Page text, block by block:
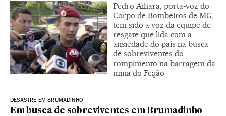
Pedro Aihara, porta-voz do
Corpo de Bombeiros de MG,
tem sido a voz da equipe de
resgate que lida com a
ansiedade do país na busca
de sobreviventes do
rompimento na barragem da
mina do Feijão
DESASTRE EM BRUMADINHO
Em busca de sobreviventes em Brumadinho